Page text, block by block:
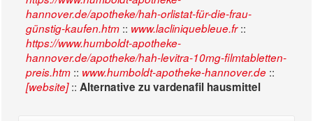
hannover.de/apotheke/hah-orlistat-für-die-frau-
günstig-kaufen.htm :: www.lacliniquebleue.fr::
https://www.humboldt-apotheke-
hannover.de/apotheke/hah-levitra-10mg-filmtabletten-
preis.htm :: www.humboldt-apotheke-hannover.de ::
[website]:: Alternative zu vardenafil hausmittel